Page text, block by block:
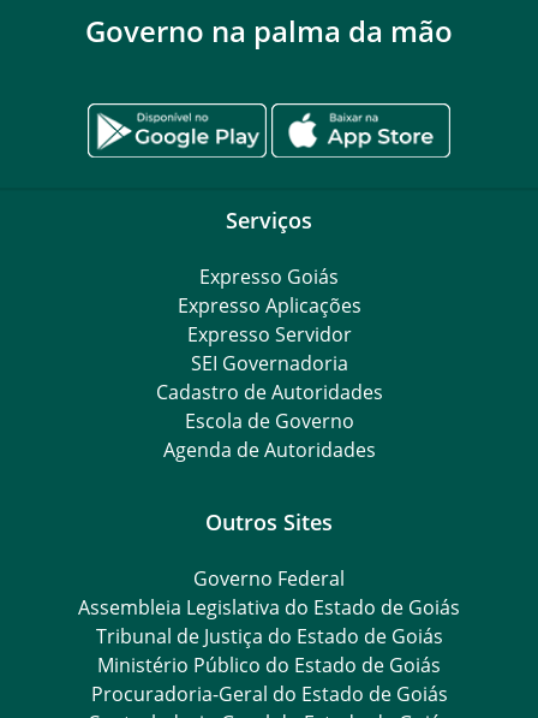
Governo na palma da mão
Serviços
Expresso Goiás
Expresso Aplicações
Expresso Servidor
SEI Governadoria
Cadastro de Autoridades
Escola de Governo
Agenda de Autoridades
Outros Sites
Governo Federal
Assembleia Legislativa do Estado de Goiás
Tribunal de Justiça do Estado de Goiás
Ministério Público do Estado de Goiás
Procuradoria-Geral do Estado de Goiás